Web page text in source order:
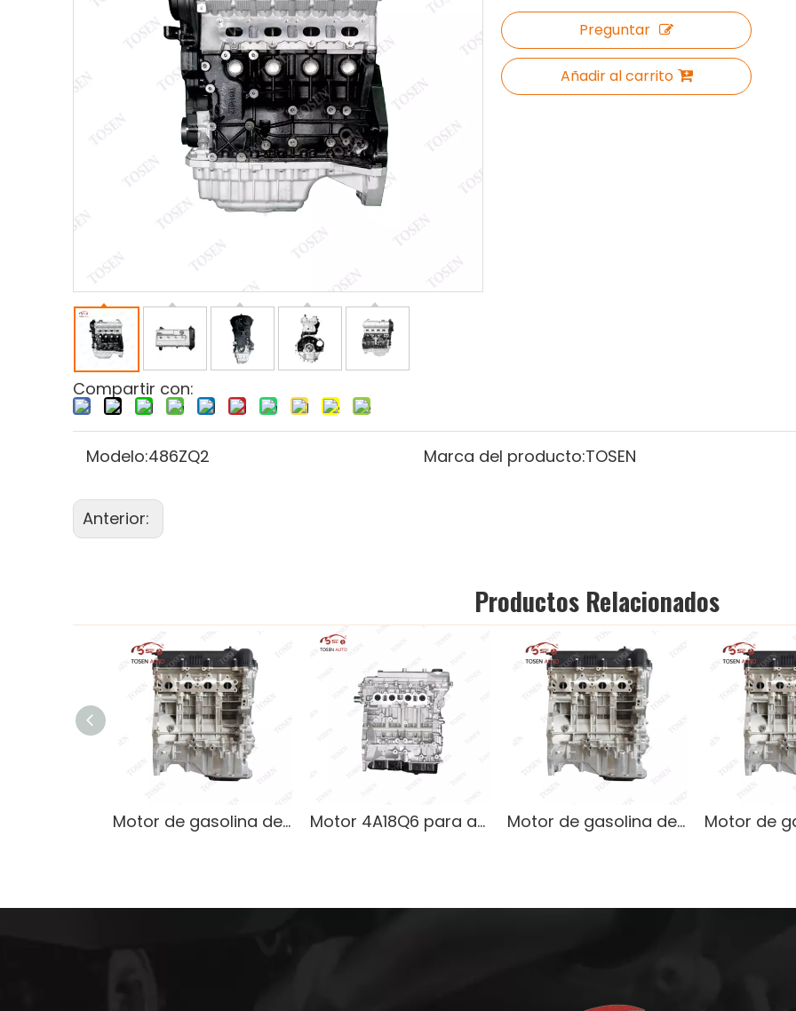
Compartir con:
Preguntar
Añadir al carrito
Modelo:486ZQ2 Marca del producto:TOSEN
Anterior:
Productos Relacionados
Motor de gasolina de 1,6 litros de alto rendimiento para autos Hyundai Motor 4A18Q6 para accesorios Wuling SUVS Bingo 2024 Motor de gasolina de 1,6 litros de alto rendimiento para autos Hyundai